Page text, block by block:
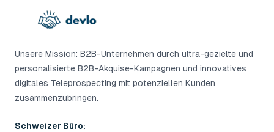
Unsere Mission: B2B-Unternehmen durch ultra-gezielte und
personalisierte B2B-Akquise-Kampagnen und innovatives
digitales Teleprospecting mit potenziellen Kunden
zusammenzubringen.
Schweizer Büro: